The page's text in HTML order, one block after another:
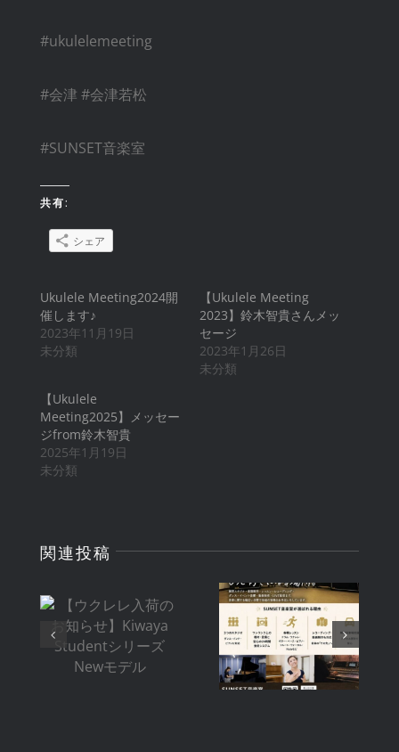
#ukulelemeeting
#会津 #会津若松
#SUNSET音楽室
共有:
シェア
Ukulele Meeting2024開
催します♪
2023年11月19日
未分類
【Ukulele Meeting
2023】鈴木智貴さんメッ
セージ
2023年1月26日
未分類
【Ukulele
Meeting2025】メッセー
ジfrom鈴木智貴
2025年1月19日
未分類
関連投稿
【ウクレレ入
せ】Kiwaya
Studentシ
用料金改定の
お知らせ】
2026年8月1